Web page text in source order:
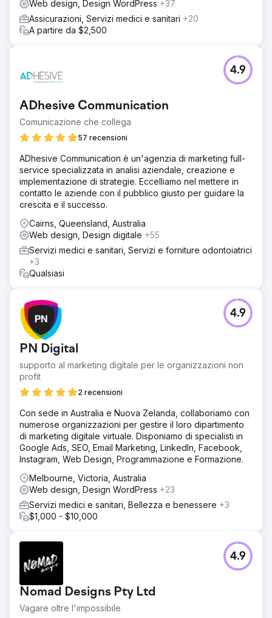
Web design, Design WordPress +37
Assicurazioni, Servizi medici e sanitari +20
A partire da $2,500
ADhesive Communication
Comunicazione che collega
57 recensioni
4.9
ADhesive Communication è un'agenzia di marketing full-
service specializzata in analisi aziendale, creazione e
implementazione di strategie. Eccelliamo nel mettere in
contatto le aziende con il pubblico giusto per guidare la
crescita e il successo.
Cairns, Queensland, Australia
Web design, Design digitale +55
Servizi medici e sanitari, Servizi e forniture odontoiatrici
+3
Qualsiasi
PN Digital
supporto al marketing digitale per le organizzazioni non
profit
2 recensioni
4.9
Con sede in Australia e Nuova Zelanda, collaboriamo con
numerose organizzazioni per gestire il loro dipartimento
di marketing digitale virtuale. Disponiamo di specialisti in
Google Ads, SEO, Email Marketing, LinkedIn, Facebook,
Instagram, Web Design, Programmazione e Formazione.
Melbourne, Victoria, Australia
Web design, Design WordPress +23
Servizi medici e sanitari, Bellezza e benessere +3
$1,000 - $10,000
Nomad Designs Pty Ltd
Vagare oltre l'impossibile
4.9